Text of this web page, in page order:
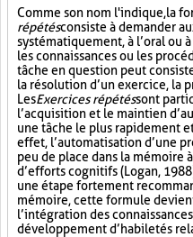
Comme son nom l'indique, la
répétésconsiste à demander
systématiquement, à l’oral ou
les connaissances ou les
tâche en question peut
la résolution d’un exercice, la
LesExercices répétéssont
l’acquisition et le maintien
une tâche le plus rapidement
effet, l’automatisation d’une
peu de place dans la mémoire
d’efforts cognitifs (Logan,
une étape fortement
mémoire, cette formule
l’intégration des
développement d’habiletés